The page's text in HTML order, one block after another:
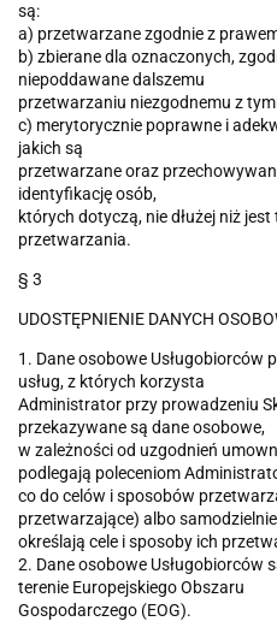
są:
a) przetwarzane zgodnie z
b) zbierane dla oznaczonych,
niepoddawane dalszemu
przetwarzaniu niezgodnemu z
c) merytorycznie poprawne i
jakich są
przetwarzane oraz
identyfikację osób,
których dotyczą, nie dłużej niż
przetwarzania.
§ 3
UDOSTĘPNIENIE DANYCH
1. Dane osobowe Usługobiorców
usług, z których korzysta
Administrator przy prowadzeniu
przekazywane są dane osobowe,
w zależności od uzgodnień
podlegają poleceniom
co do celów i sposobów
przetwarzające) albo samodzielnie
określają cele i sposoby ich
2. Dane osobowe Usługobiorców
terenie Europejskiego Obszaru
Gospodarczego (EOG).